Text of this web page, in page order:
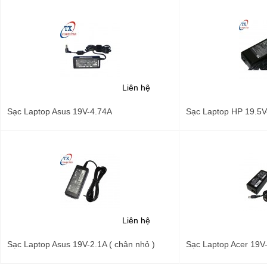
Liên hệ
Sạc Laptop Asus 19V-4.74A Sạc Laptop HP
Liên hệ
Sạc Laptop Asus 19V-2.1A ( chân nhỏ ) Sạc Laptop Acer